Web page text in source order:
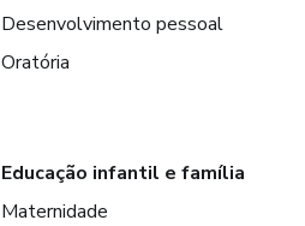
Desenvolvimento pessoal
Oratória
Educação infantil e família
Maternidade